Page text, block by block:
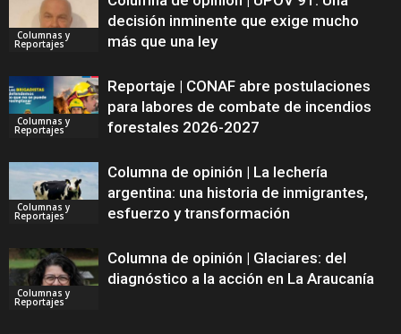
Columnas y
Reportajes
decisión inminente que exige mucho
más que una ley
Columnas y
Reportajes
Reportaje | CONAF abre postulaciones
para labores de combate de incendios
forestales 2026-2027
Columnas y
Reportajes
Columna de opinión | La lechería
argentina: una historia de inmigrantes,
esfuerzo y transformación
Columnas y
Reportajes
Columna de opinión | Glaciares: del
diagnóstico a la acción en La Araucanía